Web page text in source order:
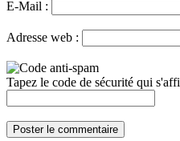
E-Mail :
Adresse web :
Tapez le code de sécurité qui